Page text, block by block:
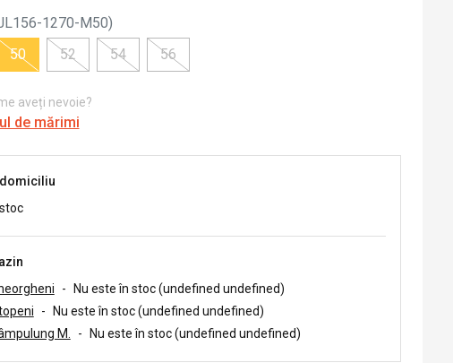
1270-M50)
50 52 54 56
aveți nevoie?
de mărimi
-
Nu este în stoc (undefined undefined)
-
Nu este în stoc (undefined undefined)
M.
- Nu este în stoc (undefined undefined)